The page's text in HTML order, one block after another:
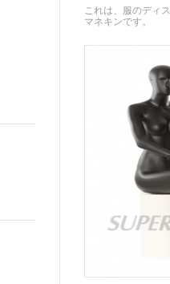
これは、服のディ
マネキンです。